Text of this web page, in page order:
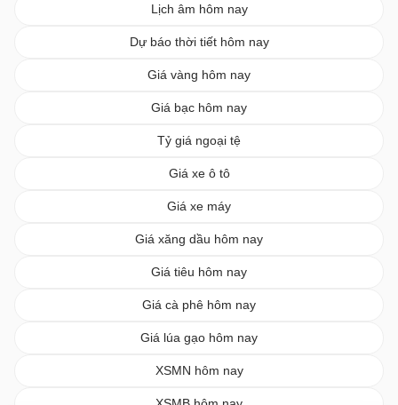
Lịch âm hôm nay
Dự báo thời tiết hôm nay
Giá vàng hôm nay
Giá bạc hôm nay
Tỷ giá ngoại tệ
Giá xe ô tô
Giá xe máy
Giá xăng dầu hôm nay
Giá tiêu hôm nay
Giá cà phê hôm nay
Giá lúa gạo hôm nay
XSMN hôm nay